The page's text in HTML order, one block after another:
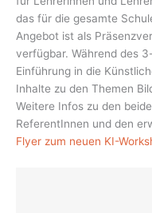
das für die gesamte
Angebot ist als
verfügbar. Während des
Einführung in die
Inhalte zu den Themen
Weitere Infos zu den
ReferentInnen und den
Flyer zum neuen KI-